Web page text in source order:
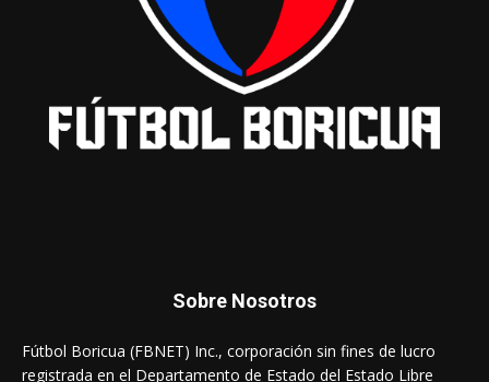
Sobre Nosotros
Fútbol Boricua (FBNET) Inc., corporación sin fines de lucro
registrada en el Departamento de Estado del Estado Libre